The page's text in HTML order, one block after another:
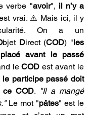
verbe "avoir", il n’y a
vrai. ⚠️ Mais ici, il y
bjet Direct (COD) "les
placé avant le passé
le COD est avant le
le participe passé doit
ce COD. "Il a mangé
Le mot "pâtes